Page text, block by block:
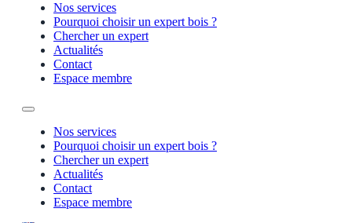
Nos services
Pourquoi choisir un expert bois ?
Chercher un expert
Actualités
Contact
Espace membre
Nos services
Pourquoi choisir un expert bois ?
Chercher un expert
Actualités
Contact
Espace membre